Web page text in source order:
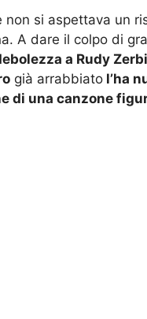
non si aspettava un
A dare il colpo di
a Rudy Zerbi
già arrabbiato l’ha
di una canzone